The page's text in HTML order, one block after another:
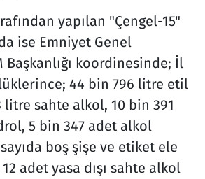
yapılan "Çengel-15"
ise Emniyet Genel
Başkanlığı koordinesinde; İl
44 bin 796 litre etil
litre sahte alkol, 10 bin 391
5 bin 347 adet alkol
boş şişe ve etiket ele
adet yasa dışı sahte alkol